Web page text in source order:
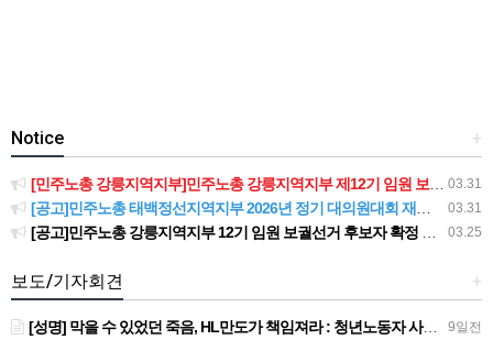
+
Notice
03.31
[민주노총 강릉지역지부]민주노총 강릉지역지부 제12기 임원 보궐선거결과 공고
03.31
[공고]민주노총 태백정선지역지부 2026년 정기 대의원대회 재소집 건
03.25
[공고]민주노총 강릉지역지부 12기 임원 보궐선거 후보자 확정 공고
+
보도/기자회견
9일전
[성명] 막을 수 있었던 죽음, HL만도가 책임져라 : 청년노동자 사망사고의 철저한 진상규명과 재발방지 대책 마련하라